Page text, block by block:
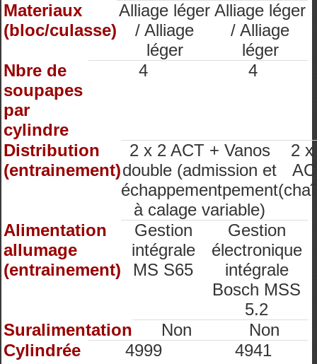
Materiaux
(bloc/culasse)
Alliage léger
/ Alliage
léger
Alliage léger
/ Alliage
léger
Nbre de
soupapes
par
cylindre
4 4
Distribution
(entrainement)
2 x 2 ACT + Vanos
double (admission et
échappementpement
à calage variable)
2 x
Alimentation
allumage
(entrainement)
Gestion
intégrale
MS S65
Gestion
électronique
intégrale
Bosch MSS
5.2
Suralimentation
Non
Non
Cylindrée
4999 4941